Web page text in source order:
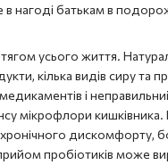
нагоді батькам в
усього життя.
кілька видів сиру та
і
мікрофлори
дискомфорту,
пробіотиків може